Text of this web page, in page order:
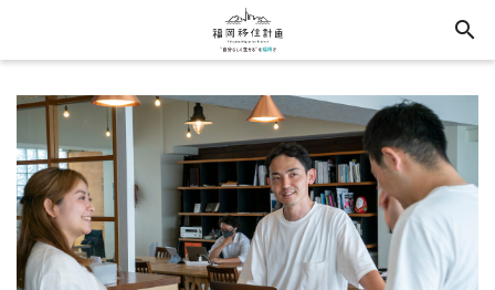
search